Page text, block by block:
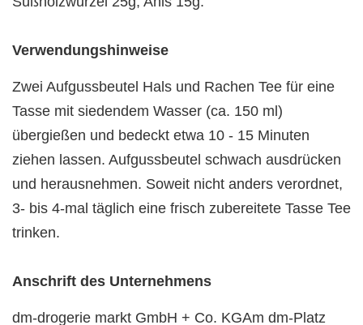
Verwendungshinweise
Zwei Aufgussbeutel Hals und Rachen Tee für eine
Tasse mit siedendem Wasser (ca. 150 ml)
übergießen und bedeckt etwa 10 - 15 Minuten
ziehen lassen. Aufgussbeutel schwach ausdrücken
und herausnehmen. Soweit nicht anders verordnet,
3- bis 4-mal täglich eine frisch zubereitete Tasse Tee
trinken.
Anschrift des Unternehmens
dm-drogerie markt GmbH + Co. KGAm dm-Platz